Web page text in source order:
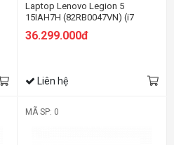
Laptop Lenovo Legion 5
15IAH7H (82RB0047VN) (i7
12700H/16GB RAM/512GB
SSD/15.6 QHD 165hz/RTX 3060
36.299.000đ
Liên hệ
MÃ SP: 0